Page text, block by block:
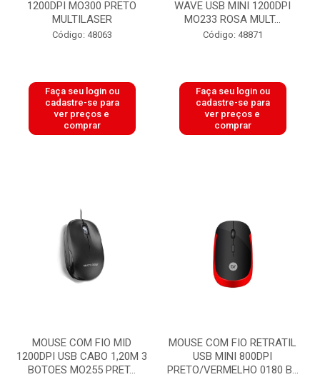
1200DPI MO300 PRETO
MULTILASER
Código: 48063
Faça seu login ou
cadastre-se para
ver preços e
comprar
WAVE USB MINI 1200DPI
MO233 ROSA MULT...
Código: 48871
Faça seu login ou
cadastre-se para
ver preços e
comprar
MOUSE COM FIO MID
1200DPI USB CABO 1,20M 3
BOTOES MO255 PRET...
MOUSE COM FIO RETRATIL
USB MINI 800DPI
PRETO/VERMELHO 0180 B...